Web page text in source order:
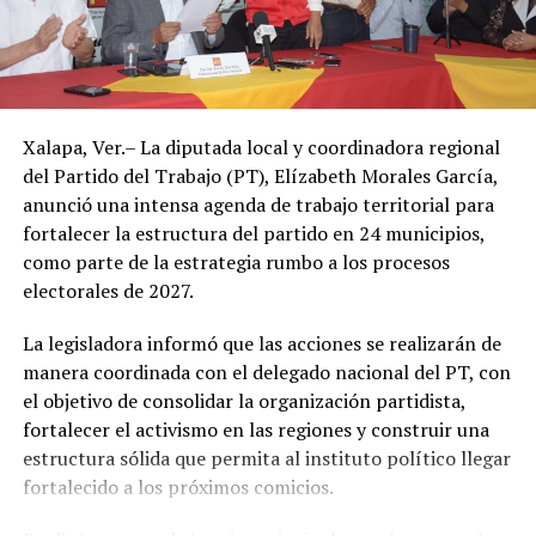
Sin embargo, el ambiente seguirá siendo caluroso, con
un descenso apenas perceptible en la temperatura a
partir de este jueves.
exposición prolongada al sol durante las horas de mayor
radiación, mantenerse hidratado y tomar precauciones
ante posibles tormentas eléctricas, especialmente en
regiones montañosas y del sur de Veracruz.
Xalapa, Ver.– La diputada local y coordinadora regional
del Partido del Trabajo (PT), Elízabeth Morales García,
anunció una intensa agenda de trabajo territorial para
fortalecer la estructura del partido en 24 municipios,
como parte de la estrategia rumbo a los procesos
electorales de 2027.
La legisladora informó que las acciones se realizarán de
manera coordinada con el delegado nacional del PT, con
el objetivo de consolidar la organización partidista,
fortalecer el activismo en las regiones y construir una
estructura sólida que permita al instituto político llegar
fortalecido a los próximos comicios.